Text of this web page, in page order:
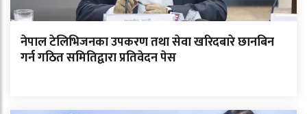
नेपाल टेलिभिजनका उपकरण तथा सेवा खरिदबारे छानबिन
गर्न गठित समितिद्वारा प्रतिवेदन पेस